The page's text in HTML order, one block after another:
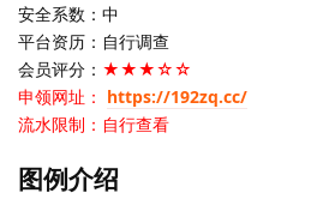
安全系数：中
平台资历：自行调查
会员评分： ★★★☆☆
申领网址： https://192zq.cc/
流水限制：自行查看
图例介绍